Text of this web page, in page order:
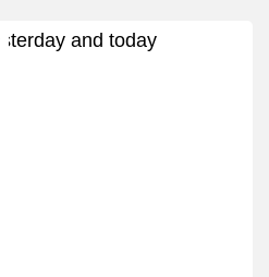
and today